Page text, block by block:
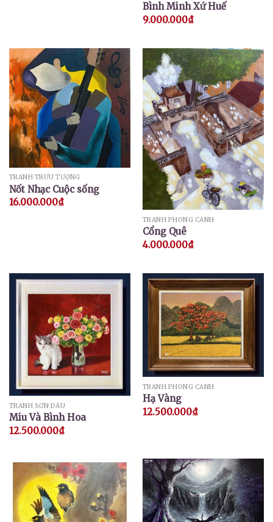
Bình Minh Xứ Huế
9.000.000₫
TRANH TRỪU TƯỢNG
Nốt Nhạc Cuộc sống
16.000.000₫
TRANH PHONG CẢNH
Cổng Quê
4.000.000₫
TRANH SƠN DẦU
Miu Và Bình Hoa
12.500.000₫
TRANH PHONG CẢNH
Hạ Vàng
12.500.000₫